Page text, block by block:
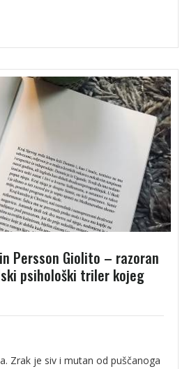
Persson Giolito – razoran
psihološki triler kojeg
Zrak je siv i mutan od puščanoga